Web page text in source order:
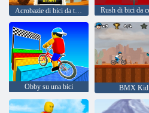
Acrobazie di bici da tung sahur
Obby su una bici BMX Kid